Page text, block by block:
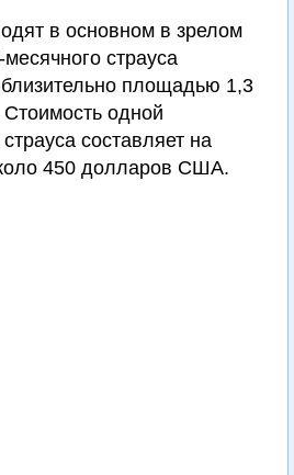
в основном в зрелом
страуса
площадью 1,3
одной
составляет на
450 долларов США.